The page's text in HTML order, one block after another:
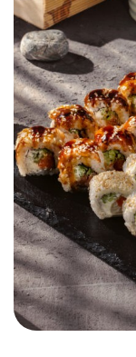
სუშის ტორტი
სენდვიჩი
პოკე & ბურიტო